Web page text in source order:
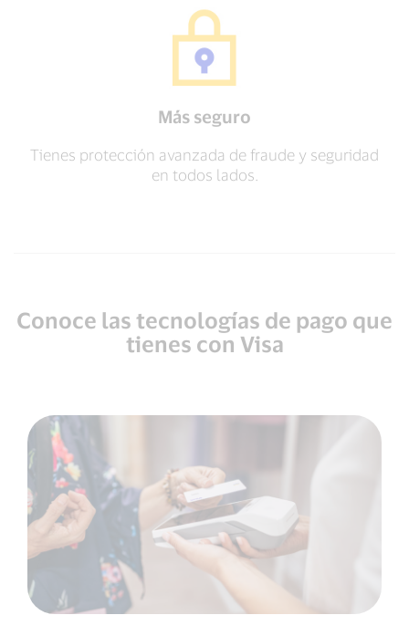
Más seguro
Tienes protección avanzada de fraude y seguridad
en todos lados.
Conoce las tecnologías de pago que
tienes con Visa